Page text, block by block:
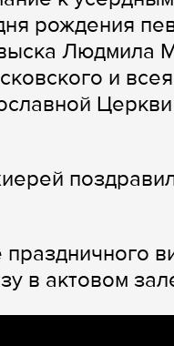
рождения
Людмила
и
в актовом